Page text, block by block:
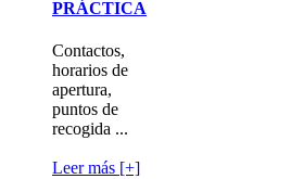
PRÁCTICA
Contactos,
horarios de
apertura,
puntos de
recogida ...
Leer más [+]